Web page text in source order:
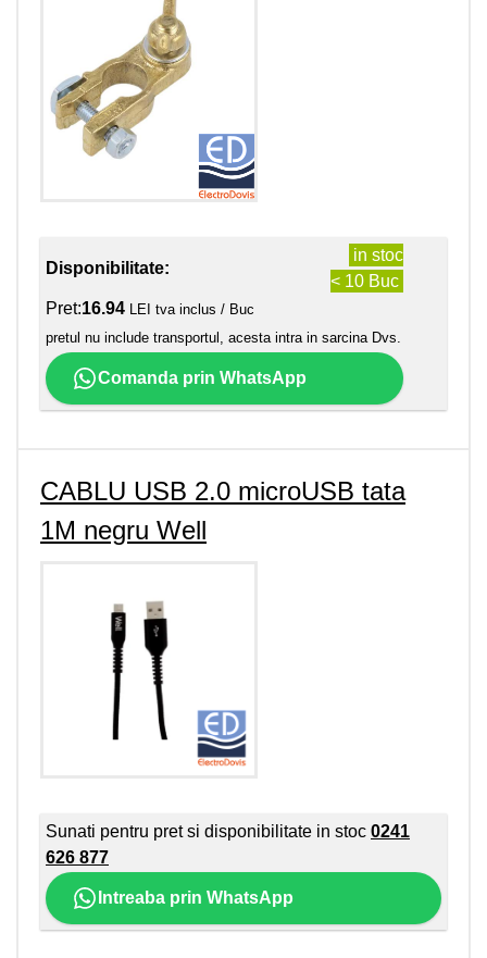
Disponibilitate:
in stoc
< 10 Buc
Pret:16.94 LEI tva inclus / Buc
pretul nu include transportul, acesta intra in sarcina Dvs.
Comanda prin WhatsApp
CABLU USB 2.0 microUSB tata
1M negru Well
Sunati pentru pret si disponibilitate in stoc 0241
626 877
Intreaba prin WhatsApp